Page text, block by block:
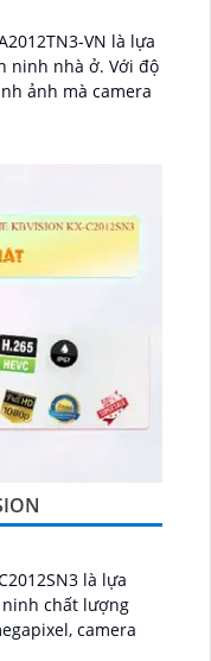
VN là lựa
nhà ở. Với độ
ảnh mà camera
là lựa
chất lượng